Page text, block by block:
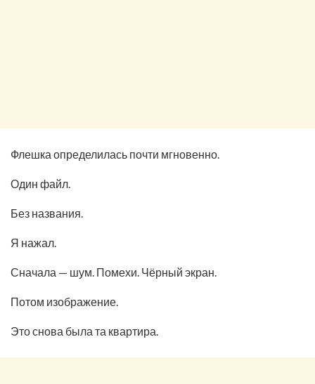
Флешка определилась почти мгновенно.
Один файл.
Без названия.
Я нажал.
Сначала — шум. Помехи. Чёрный экран.
Потом изображение.
Это снова была та квартира.